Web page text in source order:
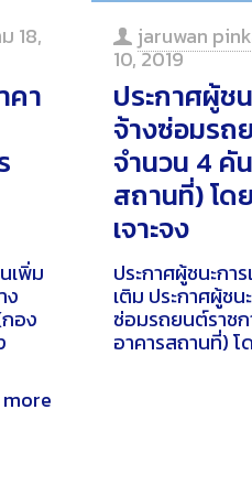
18,
คา
เพิ่ม
ง
อง
more
jaruwan
10, 2019
ประกาศผู้ช
จ้างซ่อมรถ
จำนวน 4 คั
สถานที่) โด
เจาะจง
ประกาศผู้ชนะกา
เติม ประกาศผู้ชน
ซ่อมรถยนต์ราช
อาคารสถานที่) โ